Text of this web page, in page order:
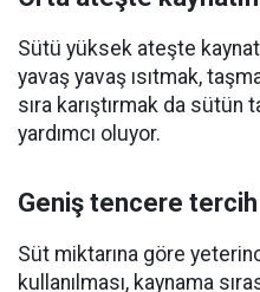
Sütü yüksek ateşte
yavaş yavaş ısıtmak,
sıra karıştırmak da sütün
yardımcı oluyor.
Geniş tencere
Süt miktarına göre
kullanılması, kaynama